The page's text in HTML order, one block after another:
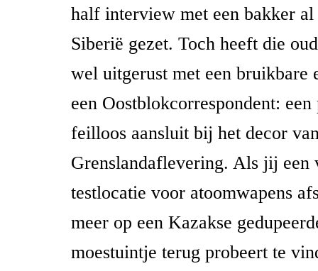
half interview met een bakker al
Siberië gezet. Toch heeft die
wel uitgerust met een bruikbare
een Oostblokcorrespondent: een
feilloos aansluit bij het decor
Grenslandaflevering. Als jij een
testlocatie voor atoomwapens
meer op een Kazakse
moestuintje terug probeert te